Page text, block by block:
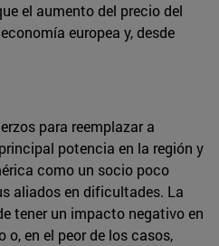
el aumento del precio del
europea y, desde
para reemplazar a
potencia en la región y
como un socio poco
aliados en dificultades. La
tener un impacto negativo en
o, en el peor de los casos,